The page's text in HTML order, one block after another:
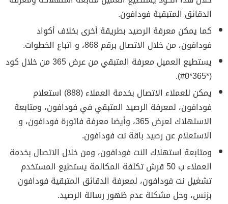
الدقائق المتبقية فودافون.
كما يمكن معرفة الرصيد بطريقة أخرى بخلاف أكواد
فودافون، من خلال الاتصال برقم 868، و اتباع الخطوات.
يستطيع العميل معرفة المتبقي من عرض 365 من خلال كود
(*365*0#).
يمكن للعملاء الاتصال بخدمة العملاء (888) استعلام
فودافون، لمعرفة الرصيد المتبقي في فودافون، ومتابعة
الاستهلاك لعرض 365، وأيضا معرفة فاتورة فودافون، و
الاستعلام عن رصيد باقة نت فودافون.
ومتابعة استهلاك النت فودافون، ومن خلال الاتصال بخدمة
العملاء ب 50 قرش تكلفة المكالمة يستطيع المستخدم
تشغيل نت فودافون، لمعرفة الدقائق المتبقية فودافون
بزنس، وحل مشكلة عدم ظهور رسالة الرصيد.